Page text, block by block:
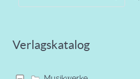
Verlagskatalog